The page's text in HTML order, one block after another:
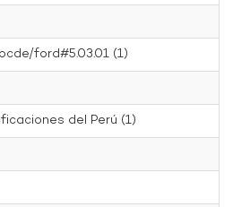
ford#5.03.01 (1)
del Perú (1)